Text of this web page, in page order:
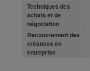
Techniques des
achats et de
négociation
Recouvrement des
créances en
entreprise